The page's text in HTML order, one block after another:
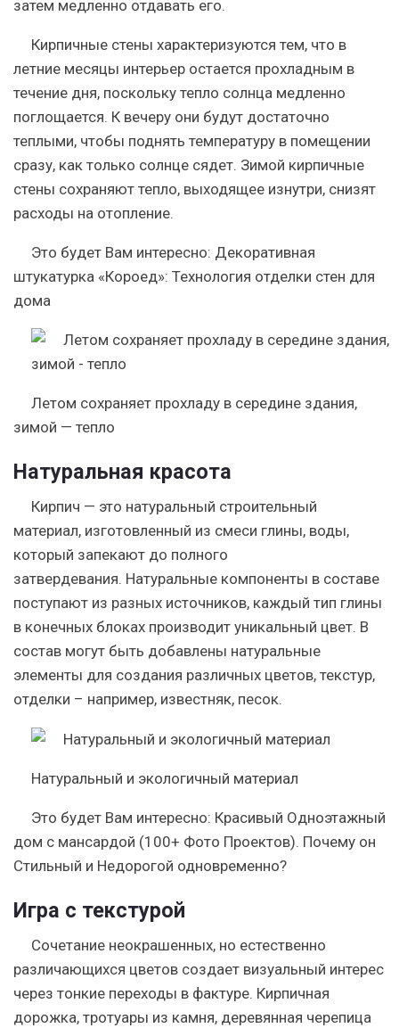
затем медленно отдавать его.
Кирпичные стены характеризуются тем, что в
летние месяцы интерьер остается прохладным в
течение дня, поскольку тепло солнца медленно
поглощается. К вечеру они будут достаточно
теплыми, чтобы поднять температуру в помещении
сразу, как только солнце сядет. Зимой кирпичные
стены сохраняют тепло, выходящее изнутри, снизят
расходы на отопление.
Это будет Вам интересно: Декоративная
штукатурка «Короед»: Технология отделки стен для
дома
Летом сохраняет прохладу в середине здания,
зимой — тепло
Натуральная красота
Кирпич — это натуральный строительный
материал, изготовленный из смеси глины, воды,
который запекают до полного
затвердевания. Натуральные компоненты в составе
поступают из разных источников, каждый тип глины
в конечных блоках производит уникальный цвет. В
состав могут быть добавлены натуральные
элементы для создания различных цветов, текстур,
отделки – например, известняк, песок.
Натуральный и экологичный материал
Это будет Вам интересно: Красивый Одноэтажный
дом с мансардой (100+ Фото Проектов). Почему он
Стильный и Недорогой одновременно?
Игра с текстурой
Сочетание неокрашенных, но естественно
различающихся цветов создает визуальный интерес
через тонкие переходы в фактуре. Кирпичная
дорожка, тротуары из камня, деревянная черепица